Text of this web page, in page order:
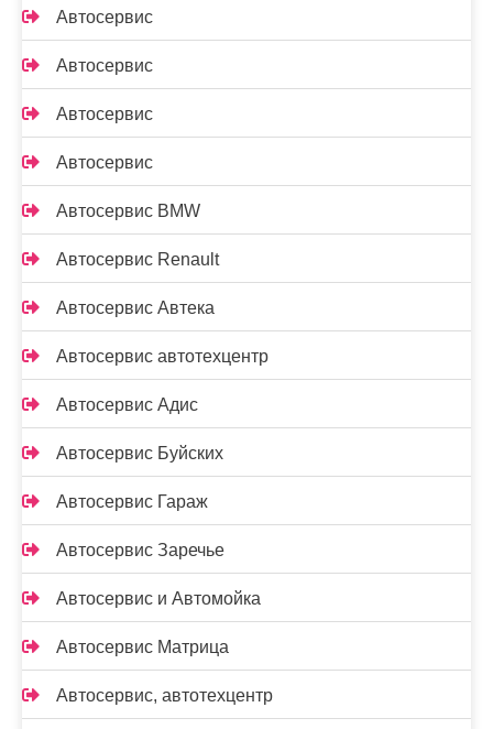
Автосервис
Автосервис
Автосервис
Автосервис
Автосервис BMW
Автосервис Renault
Автосервис Автека
Автосервис автотехцентр
Автосервис Адис
Автосервис Буйских
Автосервис Гараж
Автосервис Заречье
Автосервис и Автомойка
Автосервис Матрица
Автосервис, автотехцентр